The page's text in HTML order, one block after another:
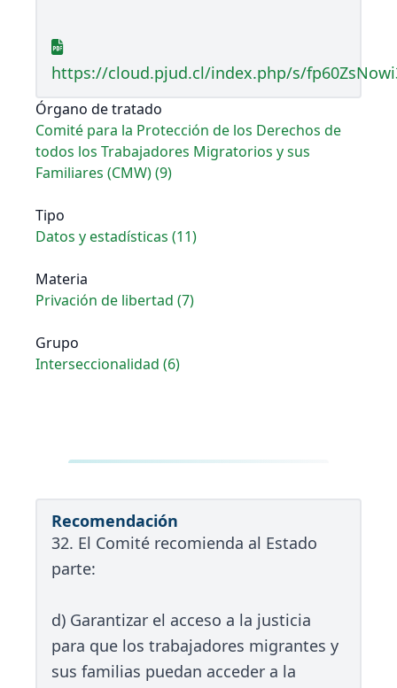
https://cloud.pjud.cl/index.php/s/
Órgano de tratado
Comité para la Protección de los Derechos de
todos los Trabajadores Migratorios y sus
Familiares (CMW) (9)
Tipo
Datos y estadísticas (11)
Materia
Privación de libertad (7)
Grupo
Interseccionalidad (6)
Recomendación
32. El Comité recomienda al Estado
parte:
d) Garantizar el acceso a la justicia
para que los trabajadores migrantes y
sus familias puedan acceder a la